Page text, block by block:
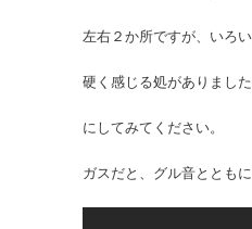
左右２か所ですが、いろ
硬く感じる処がありまし
にしてみてください。
ガスだと、グル音ととも